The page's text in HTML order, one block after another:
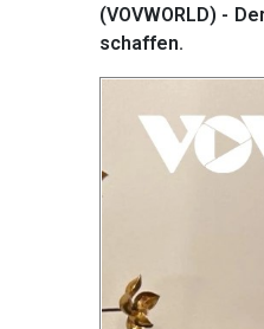
(VOVWORLD) -
schaffen.